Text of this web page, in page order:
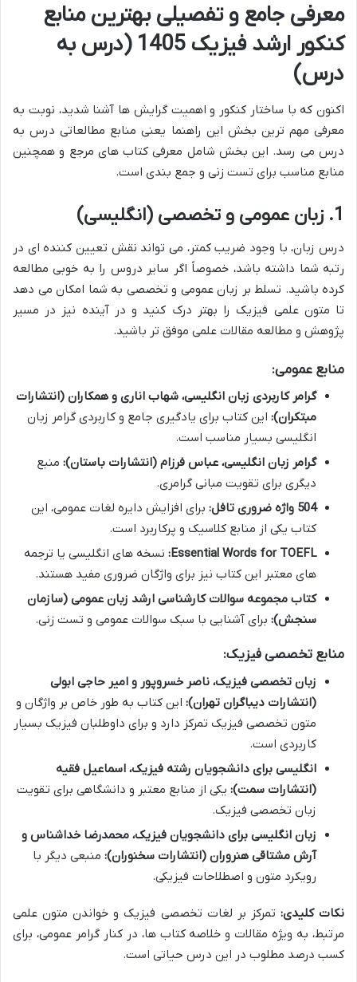
معرفی جامع و تفصیلی بهترین منابع
کنکور ارشد فیزیک 1405 (درس به
درس)
اکنون که با ساختار کنکور و اهمیت گرایش ها آشنا شدید، نوبت به
معرفی مهم ترین بخش این راهنما یعنی منابع مطالعاتی درس به
درس می رسد. این بخش شامل معرفی کتاب های مرجع و همچنین
منابع مناسب برای تست زنی و جمع بندی است.
1. زبان عمومی و تخصصی (انگلیسی)
درس زبان، با وجود ضریب کمتر، می تواند نقش تعیین کننده ای در
رتبه شما داشته باشد، خصوصاً اگر سایر دروس را به خوبی مطالعه
کرده باشید. تسلط بر زبان عمومی و تخصصی به شما امکان می دهد
تا متون علمی فیزیک را بهتر درک کنید و در آینده نیز در مسیر
پژوهش و مطالعه مقالات علمی موفق تر باشید.
منابع عمومی:
گرامر کاربردی زبان انگلیسی، شهاب اناری و همکاران (انتشارات
مبتکران): این کتاب برای یادگیری جامع و کاربردی گرامر زبان
انگلیسی بسیار مناسب است.
گرامر زبان انگلیسی، عباس فرزام (انتشارات باستان): منبع
دیگری برای تقویت مبانی گرامری.
504 واژه ضروری تافل:
برای افزایش دایره لغات عمومی، این
کتاب یکی از منابع کلاسیک و پرکاربرد است.
Essential Words for TOEFL: نسخه های انگلیسی یا ترجمه
های معتبر این کتاب نیز برای واژگان ضروری مفید هستند.
کتاب مجموعه سوالات کارشناسی ارشد زبان عمومی (سازمان
سنجش): برای آشنایی با سبک سوالات عمومی و تست زنی.
منابع تخصصی فیزیک:
زبان تخصصی فیزیک، ناصر خسروپور و امیر حاجی ابولی
(انتشارات دیباگران تهران): این کتاب به طور خاص بر واژگان و
متون تخصصی فیزیک تمرکز دارد و برای داوطلبان فیزیک بسیار
کاربردی است.
انگلیسی برای دانشجویان رشته فیزیک، اسماعیل فقیه
(انتشارات سمت): یکی از منابع معتبر و دانشگاهی برای تقویت
زبان تخصصی فیزیک.
زبان انگلیسی برای دانشجویان فیزیک، محمدرضا خداشناس و
آرش مشتاقی هنروران (انتشارات سخنوران): منبعی دیگر با
رویکرد متون و اصطلاحات فیزیکی.
نکات کلیدی: تمرکز بر لغات تخصصی فیزیک و خواندن متون علمی
مرتبط، به ویژه مقالات و خلاصه کتاب ها، در کنار گرامر عمومی، برای
کسب درصد مطلوب در این درس حیاتی است.